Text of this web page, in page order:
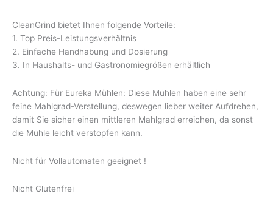
CleanGrind bietet Ihnen folgende Vorteile:
1. Top Preis-Leistungsverhältnis
2. Einfache Handhabung und Dosierung
3. In Haushalts- und Gastronomiegrößen erhältlich
Achtung: Für Eureka Mühlen: Diese Mühlen haben eine sehr
feine Mahlgrad-Verstellung, deswegen lieber weiter Aufdrehen,
damit Sie sicher einen mittleren Mahlgrad erreichen, da sonst
die Mühle leicht verstopfen kann.
Nicht für Vollautomaten geeignet !
Nicht Glutenfrei